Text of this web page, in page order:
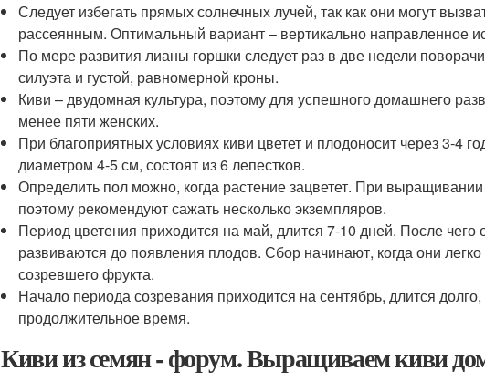
Следует избегать прямых солнечных лучей, так как они могут
рассеянным. Оптимальный вариант – вертикально направленное
По мере развития лианы горшки следует раз в две недели
силуэта и густой, равномерной кроны.
Киви – двудомная культура, поэтому для успешного домашнего
менее пяти женских.
При благоприятных условиях киви цветет и плодоносит через 3-4
диаметром 4-5 см, состоят из 6 лепестков.
Определить пол можно, когда растение зацветет. При
поэтому рекомендуют сажать несколько экземпляров.
Период цветения приходится на май, длится 7-10 дней. После чего
развиваются до появления плодов. Сбор начинают, когда они
созревшего фрукта.
Начало периода созревания приходится на сентябрь, длится
продолжительное время.
Киви из семян - форум. Выращиваем киви